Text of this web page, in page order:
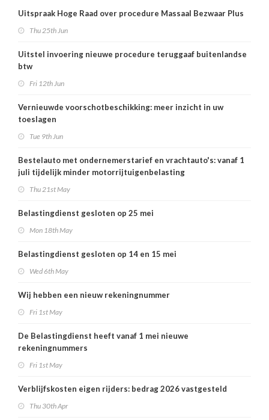
Uitspraak Hoge Raad over procedure Massaal Bezwaar Plus
Thu 25th Jun
Uitstel invoering nieuwe procedure teruggaaf buitenlandse
btw
Fri 12th Jun
Vernieuwde voorschotbeschikking: meer inzicht in uw
toeslagen
Tue 9th Jun
Bestelauto met ondernemerstarief en vrachtauto's: vanaf 1
juli tijdelijk minder motorrijtuigenbelasting
Thu 21st May
Belastingdienst gesloten op 25 mei
Mon 18th May
Belastingdienst gesloten op 14 en 15 mei
Wed 6th May
Wij hebben een nieuw rekeningnummer
Fri 1st May
De Belastingdienst heeft vanaf 1 mei nieuwe
rekeningnummers
Fri 1st May
Verblijfskosten eigen rijders: bedrag 2026 vastgesteld
Thu 30th Apr